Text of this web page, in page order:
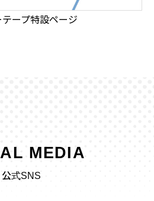
テープ特設ページ
MEDIA
公式SNS